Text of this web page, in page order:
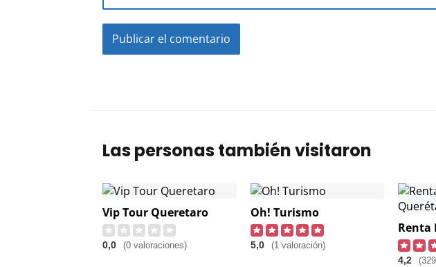
Las personas también visitaron
Vip Tour Queretaro
0,0 (0 valoraciones)
Oh! Turismo
5,0 (1 valoración)
4,2